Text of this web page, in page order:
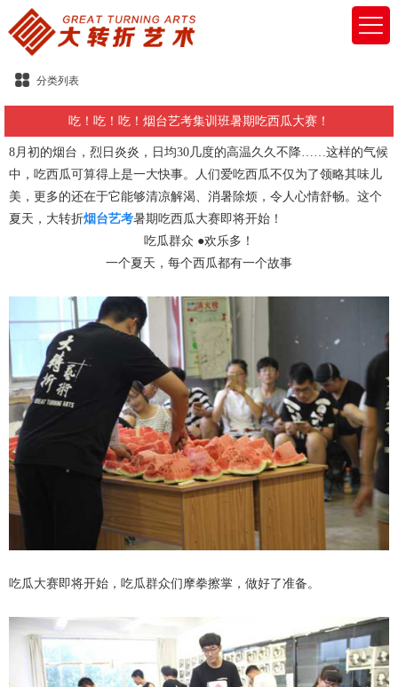
分类列表
吃！吃！吃！烟台艺考集训班暑期吃西瓜大赛！
8月初的烟台，烈日炎炎，日均30几度的高温久久不降……这样的气候
中，吃西瓜可算得上是一大快事。人们爱吃西瓜不仅为了领略其味儿
美，更多的还在于它能够清凉解渴、消暑除烦，令人心情舒畅。这个
夏天，大转折烟台艺考暑期吃西瓜大赛即将开始！
吃瓜群众 ●欢乐多！
一个夏天，每个西瓜都有一个故事
吃瓜大赛即将开始，吃瓜群众们摩拳擦掌，做好了准备。